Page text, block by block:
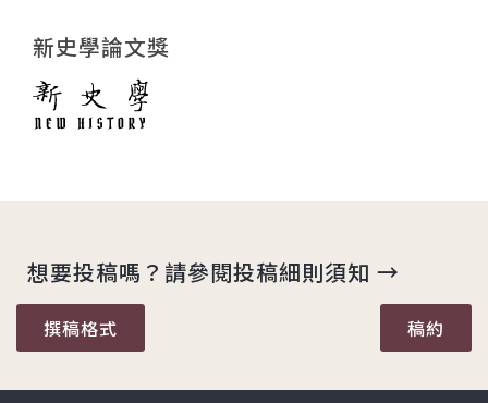
新史學論文獎
想要投稿嗎？請參閱投稿細則須知 →
撰稿格式 稿約